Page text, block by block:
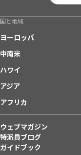
国と地域
ヨーロッパ
中南米
ハワイ
アジア
アフリカ
ウェブマガジン
特派員ブログ
ガイドブック